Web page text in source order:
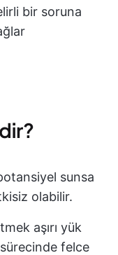
bir soruna
sunsa
olabilir.
aşırı yük
felce